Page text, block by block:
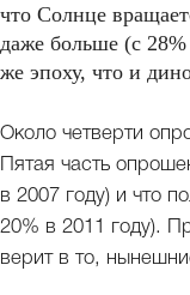
что Солнце
даже больше (с
же эпоху, что и
Около четверти
Пятая часть
в 2007 году) и что
20% в 2011 году).
верит в то,